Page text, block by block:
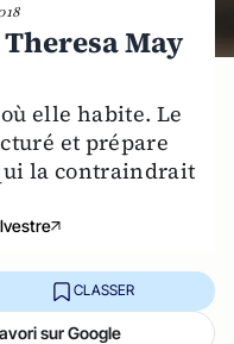
May
elle habite. Le
et prépare
la contraindrait
CLASSER
sur Google